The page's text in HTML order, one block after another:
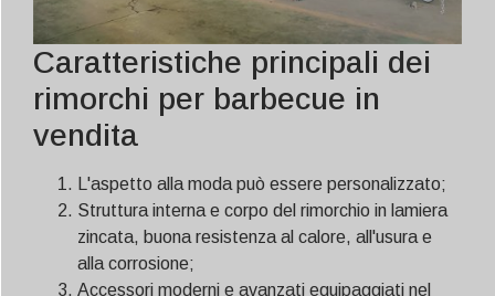
Caratteristiche principali dei
rimorchi per barbecue in
vendita
L'aspetto alla moda può essere personalizzato;
Struttura interna e corpo del rimorchio in lamiera
zincata, buona resistenza al calore, all'usura e
alla corrosione;
Accessori moderni e avanzati equipaggiati nel